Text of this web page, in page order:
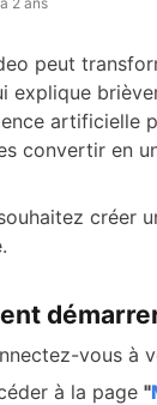
peut
explique
artificielle
convertir en
créer
vous à
à la page "